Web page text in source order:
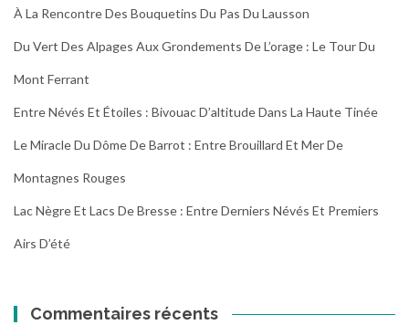
À La Rencontre Des Bouquetins Du Pas Du Lausson
Du Vert Des Alpages Aux Grondements De L’orage : Le Tour Du
Mont Ferrant
Entre Névés Et Étoiles : Bivouac D’altitude Dans La Haute Tinée
Le Miracle Du Dôme De Barrot : Entre Brouillard Et Mer De
Montagnes Rouges
Lac Nègre Et Lacs De Bresse : Entre Derniers Névés Et Premiers
Airs D’été
Commentaires récents